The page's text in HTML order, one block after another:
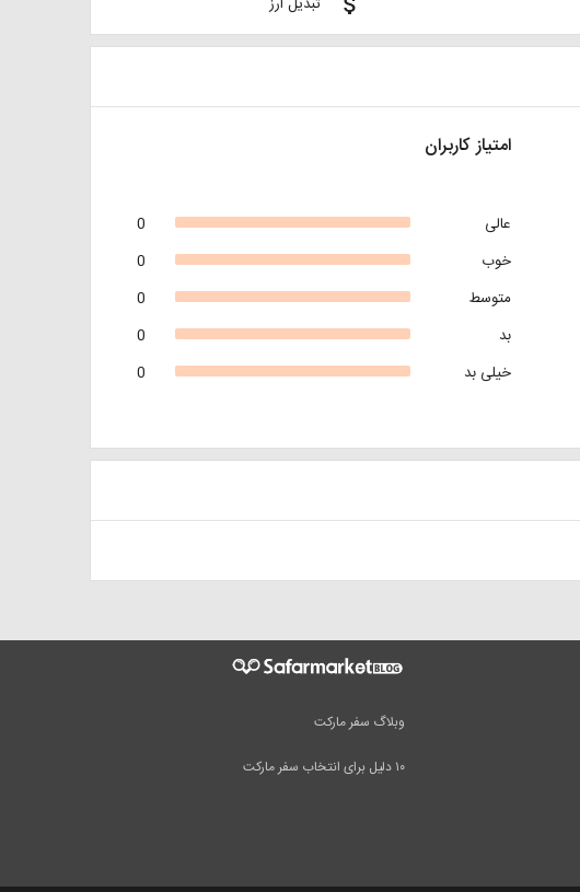
امتیاز کاربران
0
عالی
0
خوب
0
متوسط
0
بد
0
خیلی بد
وبلاگ سفر مارکت
۱۰ دلیل برای انتخاب سفر مارکت